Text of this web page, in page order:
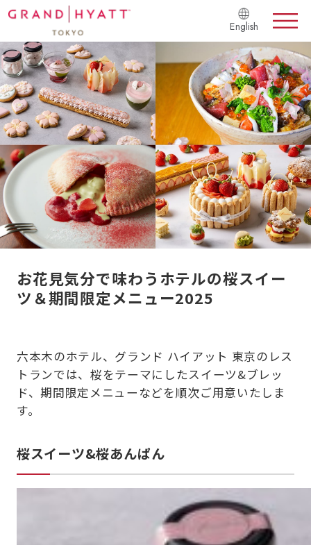
English
お花見気分で味わうホテルの桜スイー
ツ＆期間限定メニュー2025
六本木のホテル、グランド ハイアット 東京のレス
トランでは、桜をテーマにしたスイーツ&ブレッ
ド、期間限定メニューなどを順次ご用意いたしま
す。
桜スイーツ&桜あんぱん